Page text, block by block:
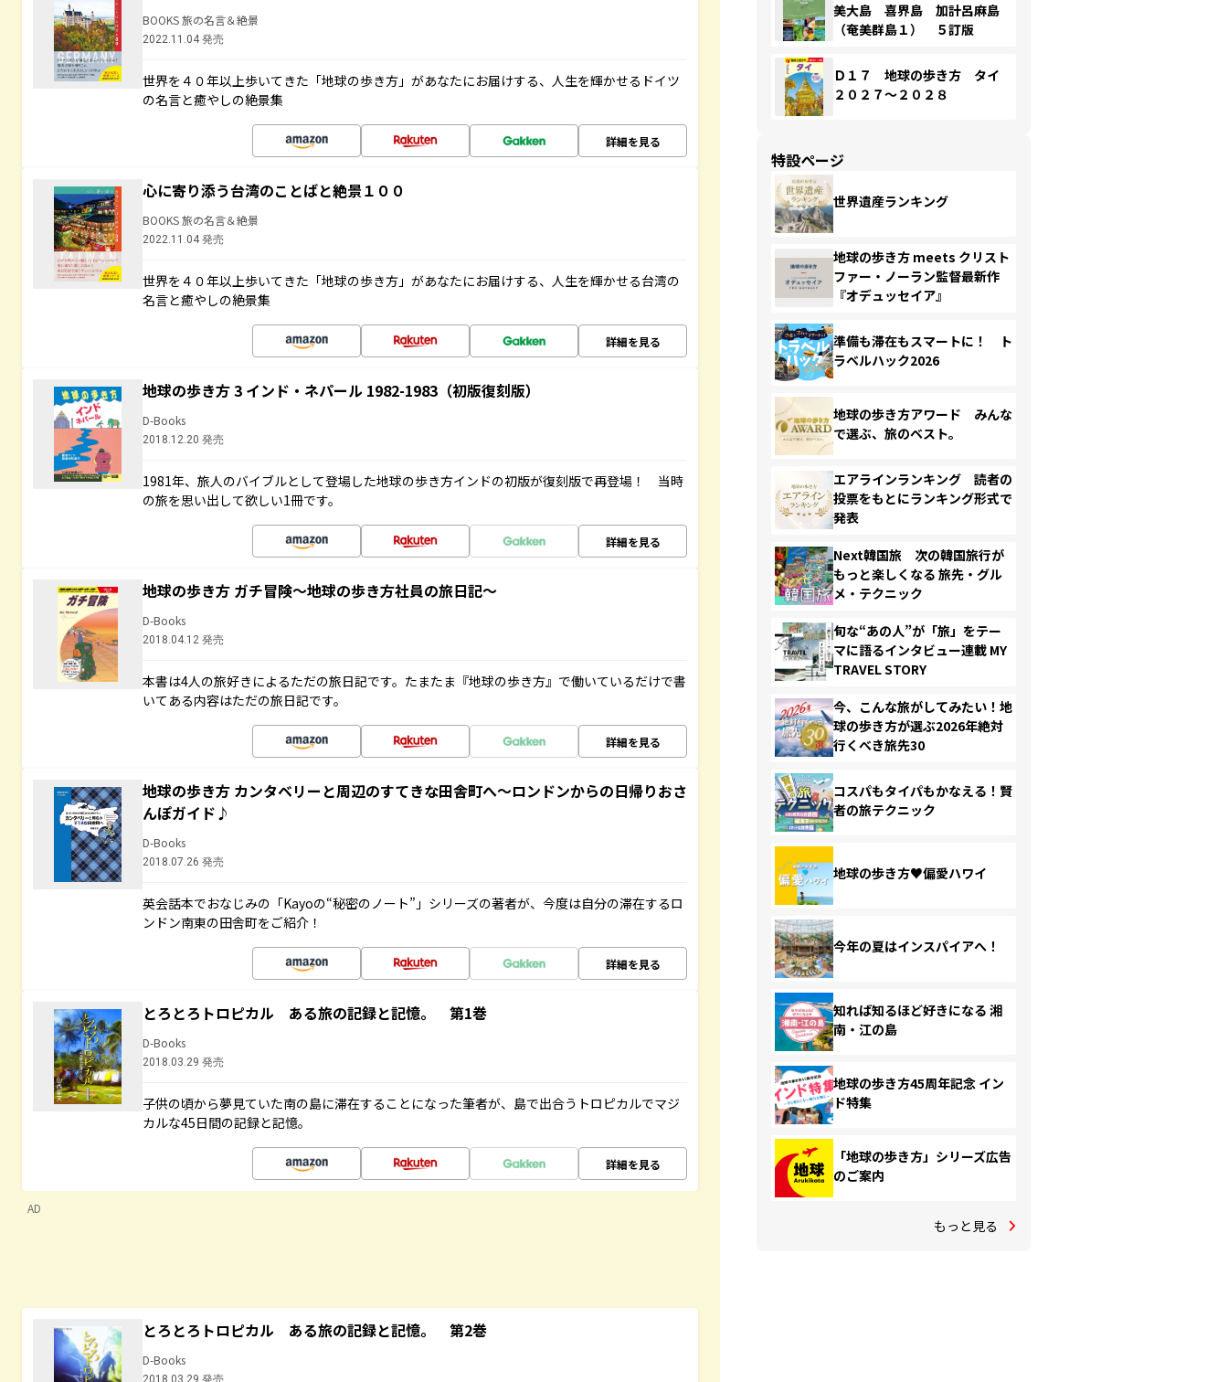
BOOKS 旅の名言＆絶景
2022.11.04 発売
世界を４０年以上歩いてきた「地球の歩き方」があなたにお届けする、人生を輝かせるドイツ
の名言と癒やしの絶景集
詳細を見る
心に寄り添う台湾のことばと絶景１００
BOOKS 旅の名言＆絶景
2022.11.04 発売
世界を４０年以上歩いてきた「地球の歩き方」があなたにお届けする、人生を輝かせる台湾の
名言と癒やしの絶景集
詳細を見る
地球の歩き方 3 インド・ネパール 1982-1983（初版復刻版）
D-Books
2018.12.20 発売
1981年、旅人のバイブルとして登場した地球の歩き方インドの初版が復刻版で再登場！ 当時
の旅を思い出して欲しい1冊です。
詳細を見る
地球の歩き方 ガチ冒険～地球の歩き方社員の旅日記～
D-Books
2018.04.12 発売
本書は4人の旅好きによるただの旅日記です。たまたま『地球の歩き方』で働いているだけで書
いてある内容はただの旅日記です。
詳細を見る
地球の歩き方 カンタベリーと周辺のすてきな田舎町へ～ロンドンからの日帰りおさ
んぽガイド♪
D-Books
2018.07.26 発売
英会話本でおなじみの「Kayoの“秘密のノート”」シリーズの著者が、今度は自分の滞在するロ
ンドン南東の田舎町をご紹介！
詳細を見る
とろとろトロピカル ある旅の記録と記憶。 第1巻
D-Books
2018.03.29 発売
子供の頃から夢見ていた南の島に滞在することになった筆者が、島で出合うトロピカルでマジ
カルな45日間の記録と記憶。
詳細を見る
AD
とろとろトロピカル ある旅の記録と記憶。 第2巻
D-Books
2018.03.29 発売
美大島 喜界島 加計呂麻島
（奄美群島１） ５訂版
Ｄ１７ 地球の歩き方 タイ
２０２７～２０２８
特設ページ
世界遺産ランキング
地球の歩き方 meets クリスト
ファー・ノーラン監督最新作
『オデュッセイア』
準備も滞在もスマートに！ ト
ラベルハック2026
地球の歩き方アワード みんな
で選ぶ、旅のベスト。
エアラインランキング 読者の
投票をもとにランキング形式で
発表
Next韓国旅 次の韓国旅行が
もっと楽しくなる 旅先・グル
メ・テクニック
旬な“あの人”が「旅」をテー
マに語るインタビュー連載 MY
TRAVEL STORY
今、こんな旅がしてみたい！地
球の歩き方が選ぶ2026年絶対
行くべき旅先30
コスパもタイパもかなえる！賢
者の旅テクニック
地球の歩き方♥偏愛ハワイ
今年の夏はインスパイアへ！
知れば知るほど好きになる 湘
南・江の島
地球の歩き方45周年記念 イン
ド特集
「地球の歩き方」シリーズ広告
のご案内
もっと見る